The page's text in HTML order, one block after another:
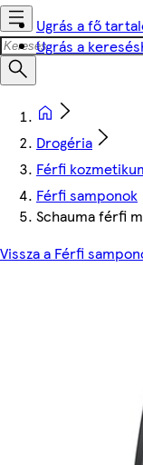
Ugrás a fő
Ugrás a
Drogéria
Férfi
Férfi samponok
Schauma férfi
Vissza a Férfi